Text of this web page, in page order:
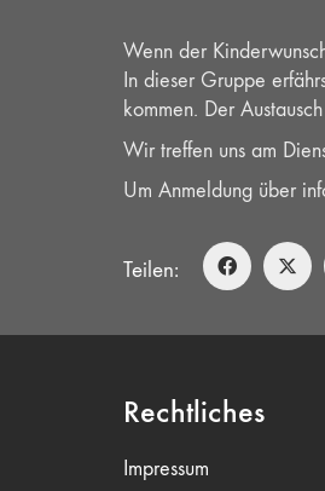
Wenn der
In dieser Gruppe
kommen. Der
Wir treffen uns am
Um Anmeldung über
Teilen:
Rechtliches
Impressum